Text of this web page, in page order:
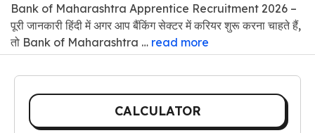
Bank of Maharashtra Apprentice Recruitment 2026 –
पूरी जानकारी हिंदी में अगर आप बैंकिंग सेक्टर में करियर शुरू करना चाहते हैं,
तो Bank of Maharashtra … read more
CALCULATOR